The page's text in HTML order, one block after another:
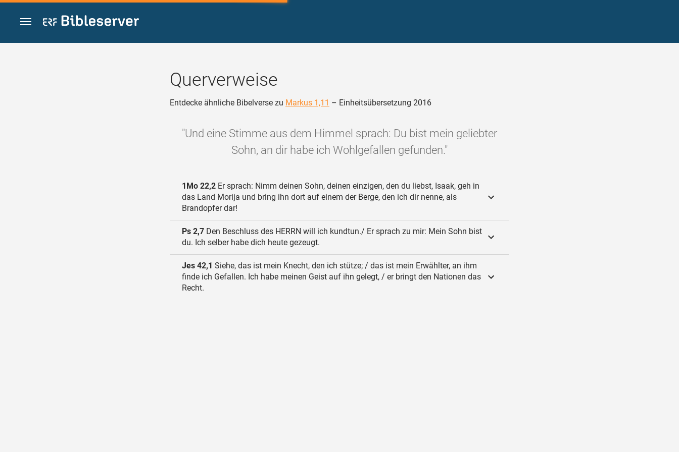
Zum Inhalt springen
Querverweise
Entdecke ähnliche Bibelverse zu Markus 1,11 – Einheitsübersetzung 2016
"Und eine Stimme aus dem Himmel sprach: Du bist mein geliebter
Sohn, an dir habe ich Wohlgefallen gefunden."
1Mo 22,2 Er sprach: Nimm deinen Sohn, deinen einzigen, den du liebst, Isaak, geh in
das Land Morija und bring ihn dort auf einem der Berge, den ich dir nenne, als
Brandopfer dar!
Ps 2,7 Den Beschluss des HERRN will ich kundtun./ Er sprach zu mir: Mein Sohn bist
du. Ich selber habe dich heute gezeugt.
Jes 42,1 Siehe, das ist mein Knecht, den ich stütze; / das ist mein Erwählter, an ihm
finde ich Gefallen. Ich habe meinen Geist auf ihn gelegt, / er bringt den Nationen das
Recht.